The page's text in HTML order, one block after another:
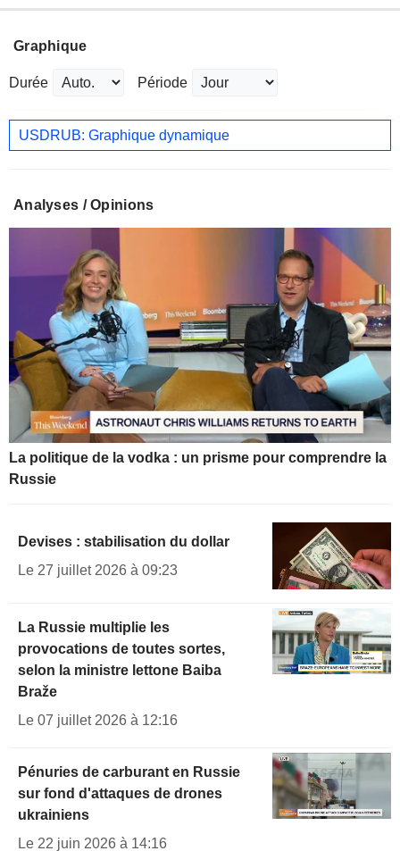
Graphique
Durée Période
USDRUB: Graphique dynamique
Analyses / Opinions
La politique de la vodka : un prisme pour comprendre la
Russie
Devises : stabilisation du dollar
Le 27 juillet 2026 à 09:23
La Russie multiplie les
provocations de toutes sortes,
selon la ministre lettone Baiba
Braže
Le 07 juillet 2026 à 12:16
Pénuries de carburant en Russie
sur fond d'attaques de drones
ukrainiens
Le 22 juin 2026 à 14:16